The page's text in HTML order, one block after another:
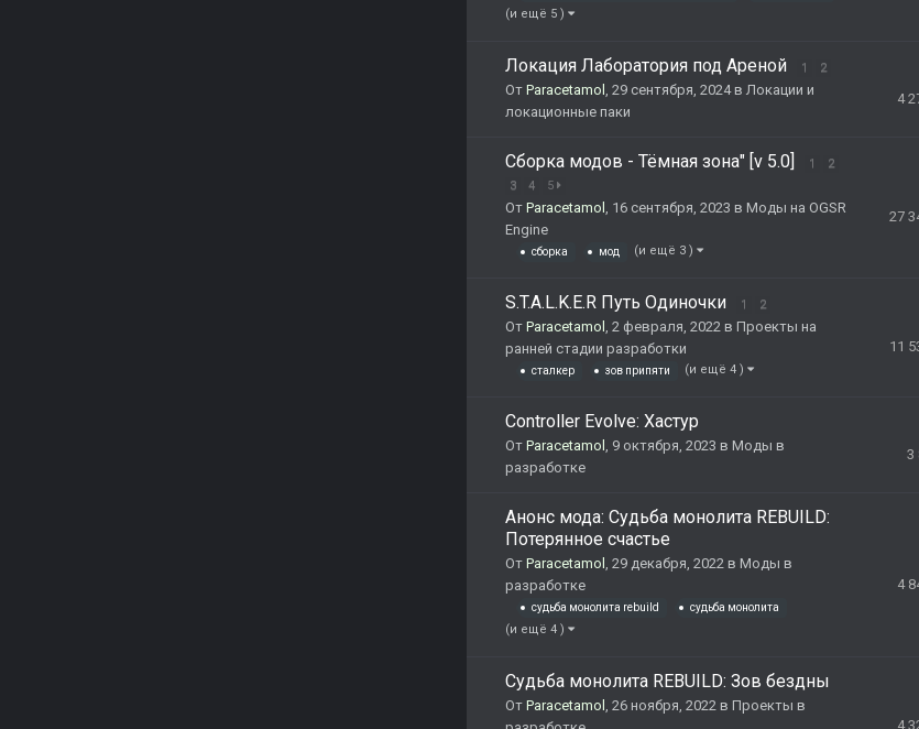
(и ещё 5 )
Локация Лаборатория под Ареной 1 2
От Paracetamol , 29 сентября, 2024в Локации и
локационные паки
4
Сборка модов - Тёмная зона" [v 5.0] 1
2
3
4 5
От Paracetamol , 16 сентября, 2023 в Моды на OGSR
Engine
сборка мод (и ещё 3 )
27
S.T.A.L.K.E.R Путь Одиночки 1 2
От Paracetamol , 2 февраля, 2022 в Проекты на
ранней стадии разработки
сталкер зов припяти (и ещё 4 )
11
Controller Evolve: Хастур
От Paracetamol , 9 октября, 2023 в Моды в
разработке
3
Анонс мода: Судьба монолита REBUILD:
Потерянное счастье
От Paracetamol , 29 декабря, 2022 в Моды в
разработке
судьба монолита rebuild судьба монолита
(и ещё 4 )
4
Судьба монолита REBUILD: Зов бездны
От Paracetamol , 26 ноября, 2022 в Проекты в
4